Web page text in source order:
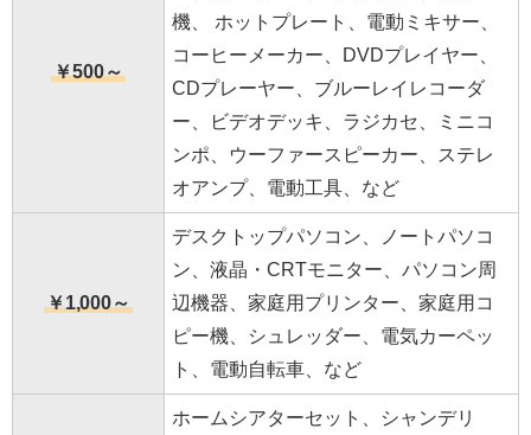
￥500～
機、 ホットプレート、電動ミキサー、
コーヒーメーカー、DVDプレイヤー、
CDプレーヤー、ブルーレイレコーダ
ー、ビデオデッキ、ラジカセ、ミニコ
ンポ、ウーファースピーカー、ステレ
オアンプ、電動工具、など
￥1,000～
デスクトップパソコン、ノートパソコ
ン、液晶・CRTモニター、パソコン周
辺機器、家庭用プリンター、家庭用コ
ピー機、シュレッダー、電気カーペッ
ト、電動自転車、など
ホームシアターセット、シャンデリ